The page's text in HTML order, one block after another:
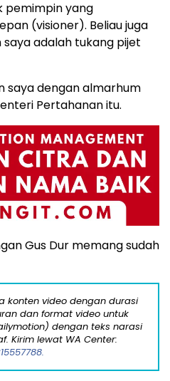
pemimpin yang
(visioner). Beliau juga
adalah tukang pijet
saya dengan almarhum
Pertahanan itu.
Gus Dur memang sudah
konten video dengan durasi
dan format video untuk
dengan teks narasi
Kirim lewat WA Center: